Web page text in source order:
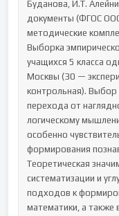
Буданова, И.Т.
документы (ФГОС
методические
Выборка
учащихся 5 класса
Москвы (30 —
контрольная). Выбор
перехода от
логическому
особенно
формирования
Теоретическая
систематизации и
подходов к
математики, а также